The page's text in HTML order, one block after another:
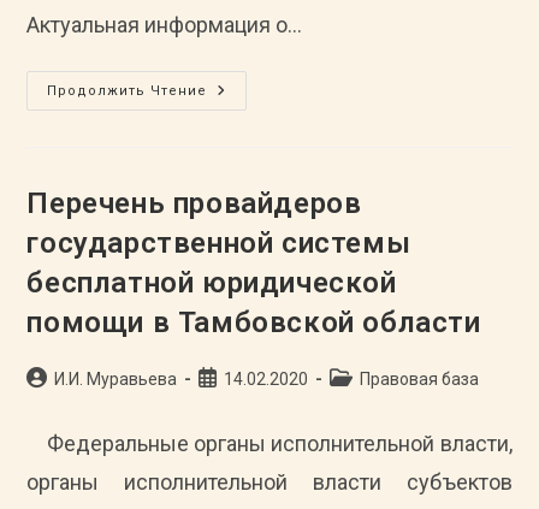
Актуальная информация о…
Продолжить Чтение
Перечень
Негосударственных
Тамбовской
Перечень провайдеров
государственной системы
бесплатной юридической
помощи в Тамбовской области
АвторИ.И. Муравьева
Запись14.02.2020
РубрикаПравовая база
Федеральные органы исполнительной власти,
органы исполнительной власти субъектов